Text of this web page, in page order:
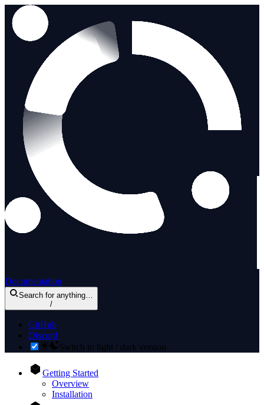
Documentation
Search for anything…
/
GitHub
Discord
Switch to light / dark version
Getting Started
Overview
Installation